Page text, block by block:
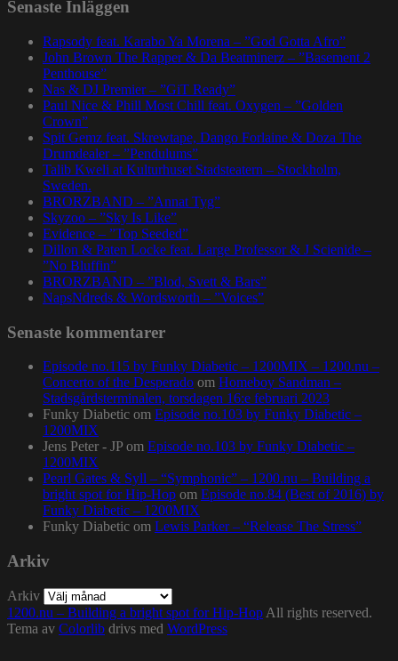
Senaste Inläggen
Rapsody feat. Karabo Ya Morena – ”God Gotta Afro”
John Brown The Rapper & Da Beatminerz – ”Basement 2
Penthouse”
Nas & DJ Premier – ”GiT Ready”
Paul Nice & Phill Most Chill feat. Oxygen – ”Golden
Crown”
Spit Gemz feat. Skrewtape, Dango Forlaine & Doza The
Drumdealer – ”Pendulums”
Talib Kweli at Kulturhuset Stadsteatern – Stockholm,
Sweden.
BRORZBAND – ”Annat Tyg”
Skyzoo – ”Sky Is Like”
Evidence – ”Top Seeded”
Dillon & Paten Locke feat. Large Professor & J Scienide –
”No Bluffin”
BRORZBAND – ”Blod, Svett & Bars”
NapsNdreds & Wordsworth – ”Voices”
Senaste kommentarer
Episode no.115 by Funky Diabetic – 1200MIX – 1200.nu –
Concerto of the Desperado om Homeboy Sandman –
Stadsgårdsterminalen, torsdagen 16:e februari 2023
Funky Diabetic om Episode no.103 by Funky Diabetic –
1200MIX
Jens Peter - JP om Episode no.103 by Funky Diabetic –
1200MIX
Pearl Gates & Syll – “Symphonic” – 1200.nu – Building a
bright spot for Hip-Hop om Episode no.84 (Best of 2016) by
Funky Diabetic – 1200MIX
Funky Diabetic om Lewis Parker – “Release The Stress”
Arkiv
Arkiv
1200.nu – Building a bright spot for Hip-Hop All rights reserved.
Tema av Colorlib drivs med WordPress